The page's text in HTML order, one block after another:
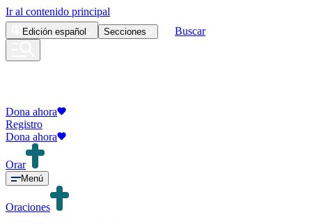
Ir al contenido principal
Edición español Secciones Buscar
Dona ahora
Registro
Dona ahora
Orar
Menú
Oraciones